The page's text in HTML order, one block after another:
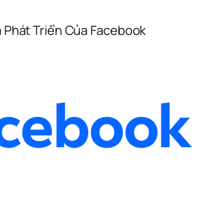
Phát Triển Của Facebook